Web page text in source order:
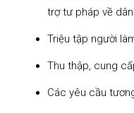
trợ tư pháp về
Triệu tập người
Thu thập, cung
Các yêu cầu